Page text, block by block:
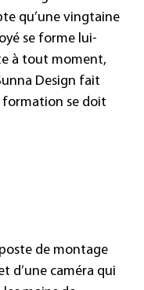
qu’une vingtaine
se forme lui-
à tout moment,
Design fait
formation se doit
de montage
d’une caméra qui